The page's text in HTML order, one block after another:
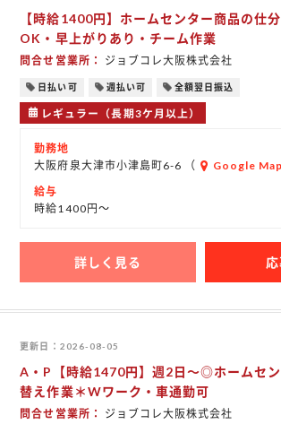
【時給1400円】ホームセンター商品の仕
OK・早上がりあり・チーム作業
問合せ営業所 ジョブコレ大阪株式会社
日払い可 週払い可 全額翌日振込
レギュラー（長期3ケ月以上）
勤務地
大阪府泉大津市小津島町6-6 （
Google Map
給与
時給1400円～
詳しく見る
更新日 2026-08-05
A・P【時給1470円】週2日～◎ホームセ
替え作業＊Wワーク・車通勤可
問合せ営業所 ジョブコレ大阪株式会社